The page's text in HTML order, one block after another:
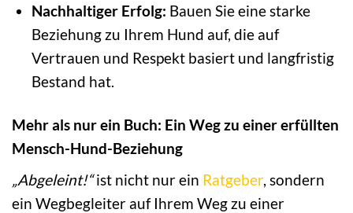
Nachhaltiger Erfolg: Bauen Sie eine starke
Beziehung zu Ihrem Hund auf, die auf
Vertrauen und Respekt basiert und langfristig
Bestand hat.
Mehr als nur ein Buch: Ein Weg zu einer erfüllten
Mensch-Hund-Beziehung
„Abgeleint!“ist nicht nur ein Ratgeber, sondern
ein Wegbegleiter auf Ihrem Weg zu einer